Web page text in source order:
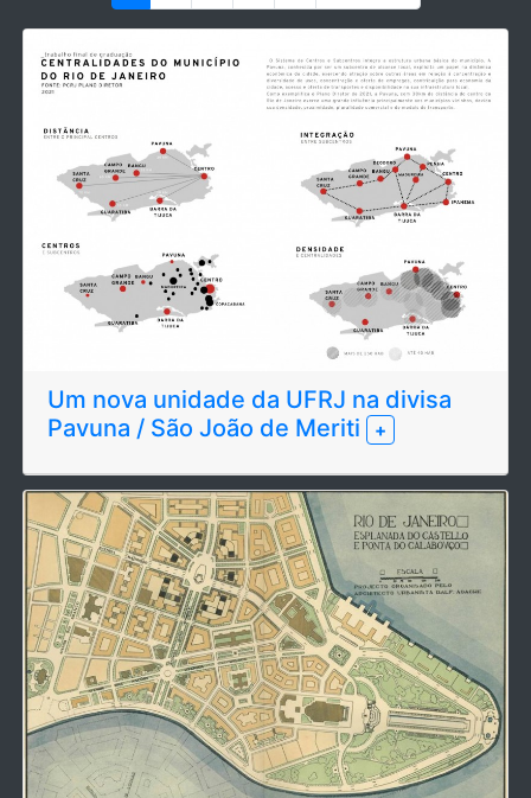
Um nova unidade da UFRJ na divisa
Pavuna / São João de Meriti
+